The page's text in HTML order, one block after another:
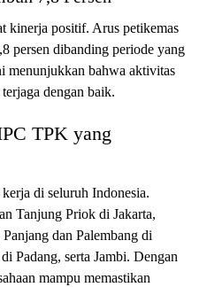
kinerja positif. Arus petikemas
persen dibanding periode yang
menunjukkan bahwa aktivitas
dengan baik.
TPK yang
di seluruh Indonesia.
Tanjung Priok di Jakarta,
dan Palembang di
Padang, serta Jambi. Dengan
mampu memastikan